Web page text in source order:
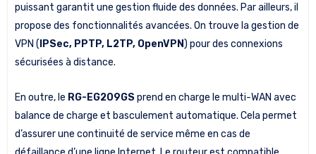
puissant garantit une gestion fluide des données. Par ailleurs, il
propose des fonctionnalités avancées. On trouve la gestion de
VPN ( IPSec, PPTP, L2TP, OpenVPN) pour des connexions
sécurisées à distance.
En outre, le RG-EG209GSprend en charge le multi-WAN avec
balance de charge et basculement automatique. Cela permet
d’assurer une continuité de service même en cas de